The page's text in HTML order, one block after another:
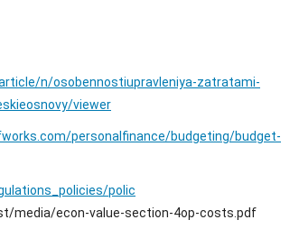
n/osobennostiupravleniya-zatratami-
viewer
personalfinance/budgeting/budget-
polic
media/econ-value-section-4op-costs.pdf